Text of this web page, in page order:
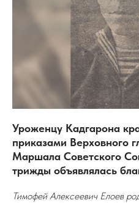
Уроженцу Кадгарона
приказами Верховного
Маршала Советского
трижды объявлялась
Тимофей Алексеевич Елоев